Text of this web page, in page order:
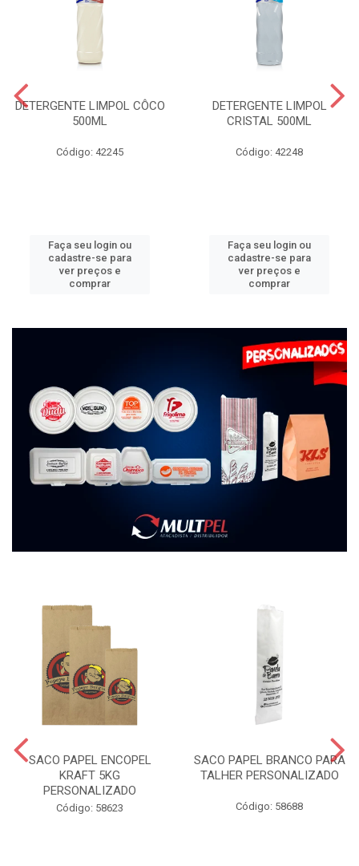
DETERGENTE LIMPOL CÔCO
500ML
Código: 42245
Faça seu login ou
cadastre-se para
ver preços e
comprar
DETERGENTE LIMPOL
CRISTAL 500ML
Código: 42248
Faça seu login ou
cadastre-se para
ver preços e
comprar
SACO PAPEL ENCOPEL
KRAFT 5KG
PERSONALIZADO
Código: 58623
SACO PAPEL BRANCO PARA
TALHER PERSONALIZADO
Código: 58688